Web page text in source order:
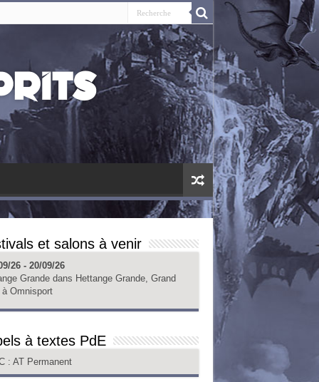
et salons à venir
26 - 20/09/26
Grande dans Hettange Grande, Grand
à Omnisport
à textes PdE
: AT Permanent